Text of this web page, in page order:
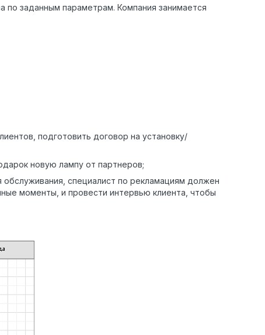
заданным параметрам. Компания занимается
подготовить договор на установку/
новую лампу от партнеров;
специалист по рекламациям должен
моменты, и провести интервью клиента, чтобы